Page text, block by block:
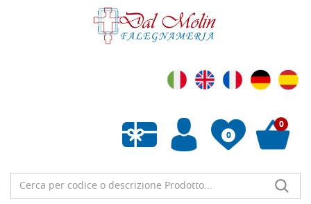
0
Lista de deseos vacía
0